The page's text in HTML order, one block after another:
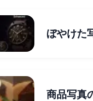
ぼやけた
商品写真